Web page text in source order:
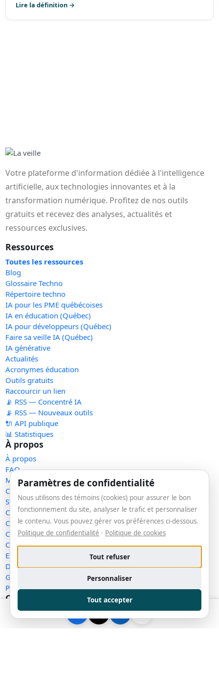
Lire la définition →
Votre plateforme d'information dédiée à l'intelligence
artificielle, aux technologies innovantes et à la
transformation numérique. Profitez de nos outils
gratuits et recevez des analyses, actualités et
ressources exclusives.
Ressources
Toutes les ressources
Blog
Glossaire Techno
Répertoire techno
IA pour les PME québécoises
IA en éducation (Québec)
IA pour développeurs (Québec)
Faire sa veille IA (Québec)
IA générative
Actualités
Acronymes éducation
Outils gratuits
Raccourcir un lien
📡 RSS — Concentré IA
📡 RSS — Nouveaux outils
🔌 API publique
📊 Statistiques
À propos
À propos
FAQ
Méthodologie
Contact
Statut des services
Confidentialité
Conditions d'utilisation
Conditions de vente
Cookies
Exercer mes droits
Demande de retrait
Gérer les témoins
Plan du site
Communauté
Facebook
Paramètres de confidentialité
Nous utilisons des témoins (cookies) pour assurer le bon
fonctionnement du site, analyser le trafic et personnaliser
le contenu. Vous pouvez gérer vos préférences ci-dessous.
Politique de confidentialité · Politique de cookies
Tout refuser
Personnaliser
Tout accepter